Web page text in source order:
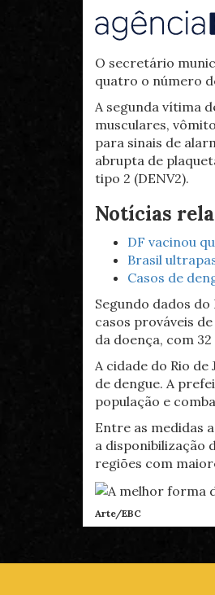
O secretário
quatro o número
A segunda vítima
musculares,
para sinais de
abrupta de
tipo 2 (DENV2).
Notícias
DF vacinou
Brasil
Casos de
Segundo dados
casos prováveis
da doença, com
A cidade do Rio
de dengue. A
população e
Entre as medidas
a disponibilização
regiões com
Arte/EBC